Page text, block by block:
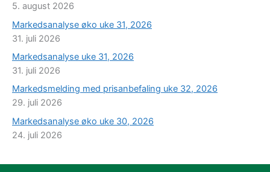
5. august 2026
Markedsanalyse øko uke 31, 2026
31. juli 2026
Markedsanalyse uke 31, 2026
31. juli 2026
Markedsmelding med prisanbefaling uke 32, 2026
29. juli 2026
Markedsanalyse øko uke 30, 2026
24. juli 2026